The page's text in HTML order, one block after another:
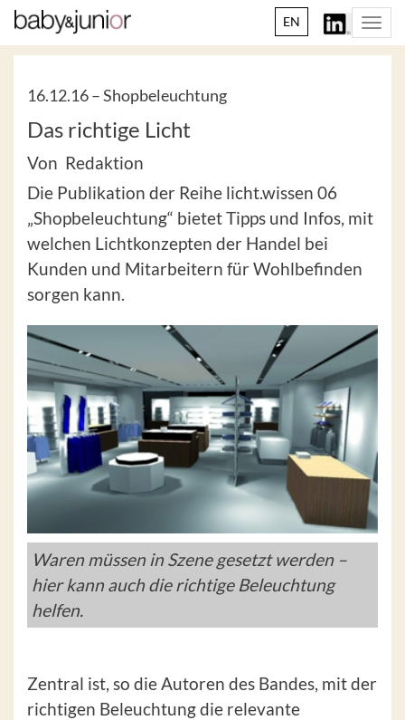
EN
16.12.16 –Shopbeleuchtung
Das richtige Licht
Von Redaktion
Die Publikation der Reihe licht.wissen 06
„Shopbeleuchtung“ bietet Tipps und Infos, mit
welchen Lichtkonzepten der Handel bei
Kunden und Mitarbeitern für Wohlbefinden
sorgen kann.
Waren müssen in Szene gesetzt werden –
hier kann auch die richtige Beleuchtung
helfen.
Zentral ist, so die Autoren des Bandes, mit der
richtigen Beleuchtung die relevante